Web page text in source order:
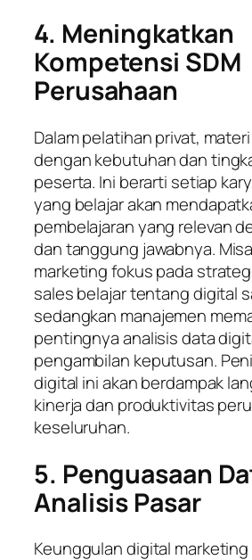
4. Meningkatkan
Kompetensi SDM
Perusahaan
Dalam pelatihan privat,
dengan kebutuhan dan
peserta. Ini berarti setiap
yang belajar akan
pembelajaran yang relevan
dan tanggung jawabnya.
marketing fokus pada
sales belajar tentangdigital
sedangkan manajemen
pentingnya analisis data
pengambilan keputusan.
digital ini akan berdampak
kinerja dan produktivitas
keseluruhan.
5. Penguasaan
Analisis Pasar
Keunggulan digital